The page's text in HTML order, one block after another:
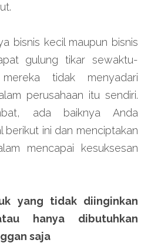
bisnis kecil maupun bisnis
gulung tikar sewaktu-
tidak menyadari
perusahaan itu sendiri.
ada baiknya Anda
berikut ini dan menciptakan
mencapai kesuksesan
yang tidak diinginkan
hanya dibutuhkan
saja